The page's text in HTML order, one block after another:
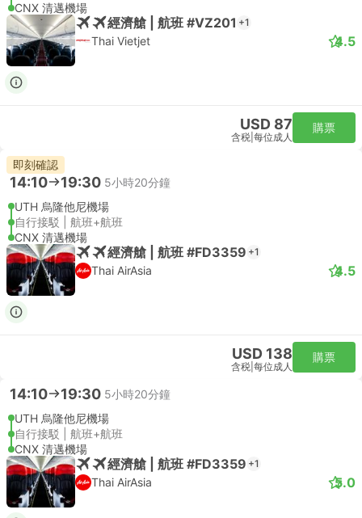
CNX 清邁機場
經濟艙 | 航班 #VZ201 +1
Thai Vietjet 4.5
USD 87
含税 每位成人
購票
即刻確認
14:10 19:30 5小時20分鐘
UTH 烏隆他尼機場
自行接駁 | 航班+航班
CNX 清邁機場
經濟艙 | 航班 #FD3359 +1
Thai AirAsia 4.5
USD 138
含税 每位成人
購票
14:10 19:30 5小時20分鐘
UTH 烏隆他尼機場
自行接駁 | 航班+航班
CNX 清邁機場
經濟艙 | 航班 #FD3359 +1
Thai AirAsia 5.0